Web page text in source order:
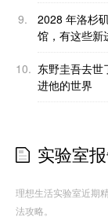
9.
2028 年洛杉
馆，有这些新
10. 东野圭吾去世
进他的世界
实验室
理想生活实验室近期
法攻略。